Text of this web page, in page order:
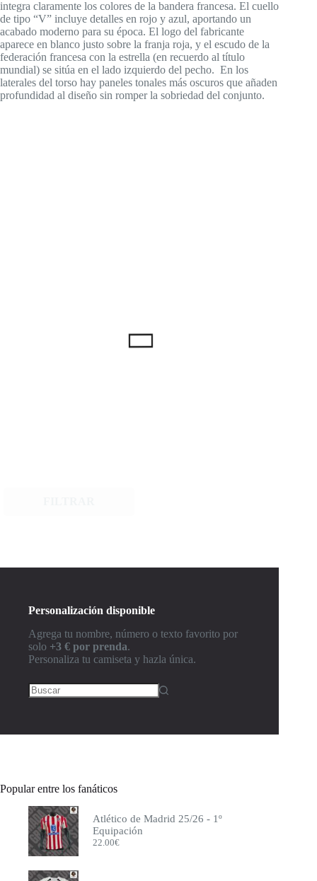
integra claramente los colores de la bandera francesa. El cuello
de tipo “V” incluye detalles en rojo y azul, aportando un
acabado moderno para su época. El logo del fabricante
aparece en blanco justo sobre la franja roja, y el escudo de la
federación francesa con la estrella (en recuerdo al título
mundial) se sitúa en el lado izquierdo del pecho. En los
laterales del torso hay paneles tonales más oscuros que añaden
profundidad al diseño sin romper la sobriedad del conjunto.
Personalización disponible
Agrega tu nombre, número o texto favorito por
solo +3 € por prenda.
Personaliza tu camiseta y hazla única.
Popular entre los fanáticos
Atlético de Madrid 25/26 - 1º
Equipación
22.00€